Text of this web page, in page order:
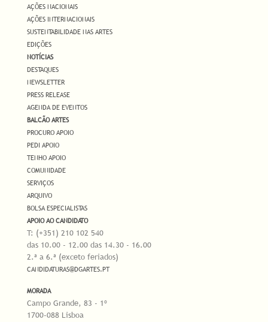
AÇÕES NACIONAIS
AÇÕES INTERNACIONAIS
SUSTENTABILIDADE NAS ARTES
EDIÇÕES
NOTÍCIAS
DESTAQUES
NEWSLETTER
PRESS RELEASE
AGENDA DE EVENTOS
BALCÃO ARTES
PROCURO APOIO
PEDI APOIO
TENHO APOIO
COMUNIDADE
SERVIÇOS
ARQUIVO
BOLSA ESPECIALISTAS
APOIO AO CANDIDATO
T: (+351) 210 102 540
das 10.00 - 12.00 das 14.30 - 16.00
2.ª a 6.ª (exceto feriados)
CANDIDATURAS@DGARTES.PT
MORADA
Campo Grande, 83 - 1º
1700-088 Lisboa